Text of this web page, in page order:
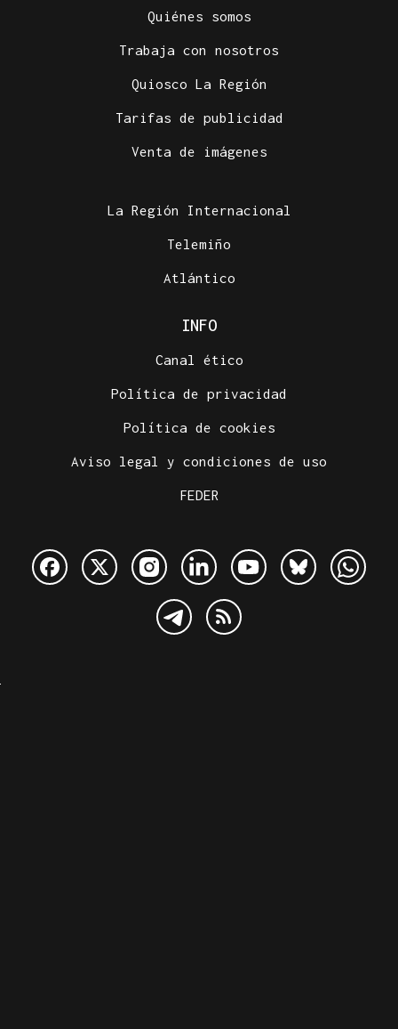
Quiénes somos
Trabaja con nosotros
Quiosco La Región
Tarifas de publicidad
Venta de imágenes
La Región Internacional
Telemiño
Atlántico
INFO
Canal ético
Política de privacidad
Política de cookies
Aviso legal y condiciones de uso
FEDER